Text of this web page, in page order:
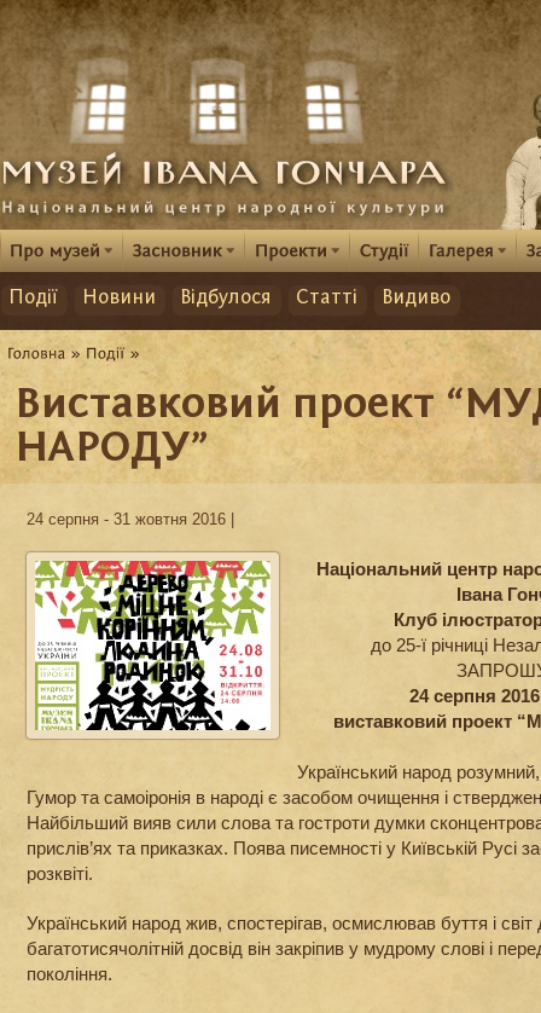
Події Новини Відбулося Статті Видиво
Виставковий проект
НАРОДУ”
24 серпня - 31 жовтня 2016 |
Національний центр
Івана
Клуб
до 25-ї річниці
24 серпня
виставковий проект
Український народ
Гумор та самоіронія в народі є засобом очищення і
Найбільший вияв сили слова та гостроти думки
прислів’ях та приказках. Поява писемності у Київській Русі
розквіті.
Український народ жив, спостерігав, осмислював буття і
багатотисячолітній досвід він закріпив у мудрому слові і
покоління.